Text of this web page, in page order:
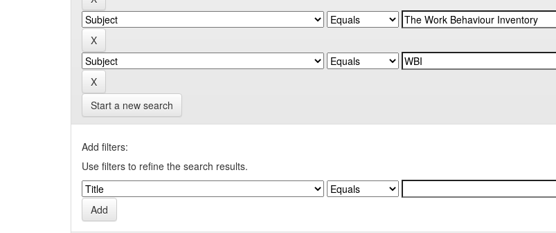
Start a new search
Add filters:
Use filters to refine the search results.